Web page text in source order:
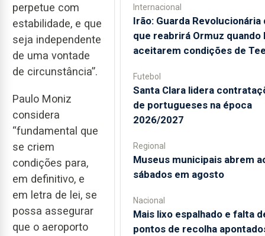
perpetue com
estabilidade, e que
seja independente
de uma vontade
de circunstância”.
Paulo Moniz
considera
“fundamental que
se criem
condições para,
em definitivo, e
em letra de lei, se
possa assegurar
que o aeroporto
Internacional
Irão: Guarda Revolucionária
que reabrirá Ormuz quando
aceitarem condições de
Futebol
Santa Clara lidera
de portugueses na época
2026/2027
Regional
Museus municipais abrem
sábados em agosto
Nacional
Mais lixo espalhado e falta
pontos de recolha